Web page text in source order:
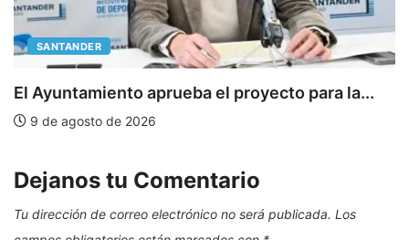
SANTANDER
El Ayuntamiento aprueba el proyecto para la...
9 de agosto de 2026
Dejanos tu Comentario
Tu dirección de correo electrónico no será publicada. Los